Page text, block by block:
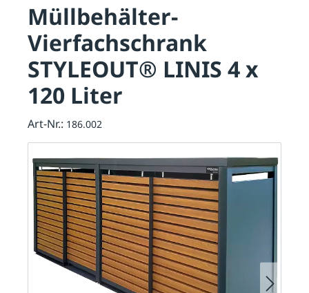
Müllbehälter-
Vierfachschrank
STYLEOUT® LINIS 4 x
120 Liter
Art-Nr.: 186.002